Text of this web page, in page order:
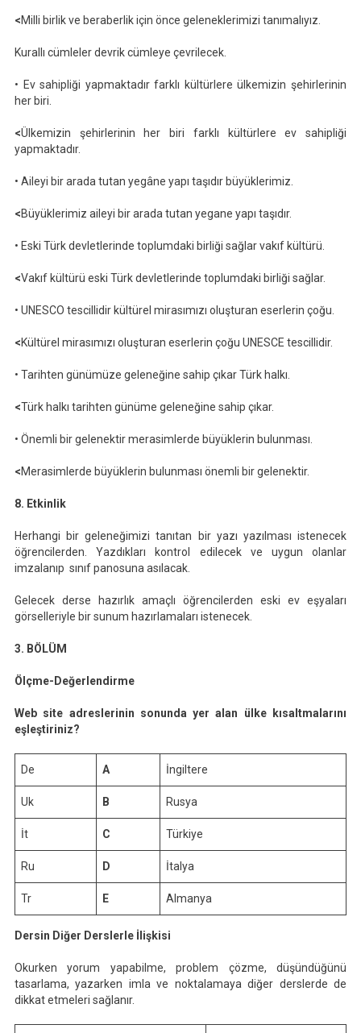
<Milli birlik ve beraberlik için önce geleneklerimizi tanımalıyız.
Kurallı cümleler devrik cümleye çevrilecek.
• Ev sahipliği yapmaktadır farklı kültürlere ülkemizin şehirlerinin
her biri.
<Ülkemizin şehirlerinin her biri farklı kültürlere ev sahipliği
yapmaktadır.
• Aileyi bir arada tutan yegâne yapı taşıdır büyüklerimiz.
<Büyüklerimiz aileyi bir arada tutan yegane yapı taşıdır.
• Eski Türk devletlerinde toplumdaki birliği sağlar vakıf kültürü.
<Vakıf kültürü eski Türk devletlerinde toplumdaki birliği sağlar.
• UNESCO tescillidir kültürel mirasımızı oluşturan eserlerin çoğu.
<Kültürel mirasımızı oluşturan eserlerin çoğu UNESCE tescillidir.
• Tarihten günümüze geleneğine sahip çıkar Türk halkı.
<Türk halkı tarihten günüme geleneğine sahip çıkar.
• Önemli bir gelenektir merasimlerde büyüklerin bulunması.
<Merasimlerde büyüklerin bulunması önemli bir gelenektir.
8. Etkinlik
Herhangi bir geleneğimizi tanıtan bir yazı yazılması istenecek
öğrencilerden. Yazdıkları kontrol edilecek ve uygun olanlar
imzalanıp sınıf panosuna asılacak.
Gelecek derse hazırlık amaçlı öğrencilerden eski ev eşyaları
görselleriyle bir sunum hazırlamaları istenecek.
3. BÖLÜM
Ölçme-Değerlendirme
Web site adreslerinin sonunda yer alan ülke kısaltmalarını
eşleştiriniz?
De A İngiltere
Uk B Rusya
İt C Türkiye
Ru D İtalya
Tr E Almanya
Dersin Diğer Derslerle İlişkisi
Okurken yorum yapabilme, problem çözme, düşündüğünü
tasarlama, yazarken imla ve noktalamaya diğer derslerde de
dikkat etmeleri sağlanır.